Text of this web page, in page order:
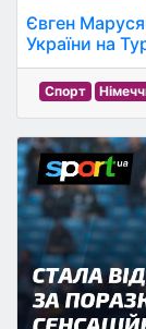
Євген
України на
Спорт